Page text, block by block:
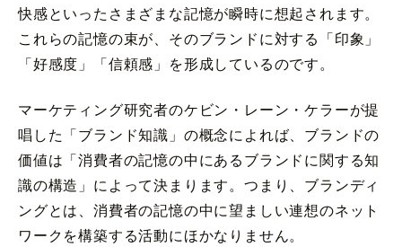
快感といったさまざまな記憶が瞬時に想起されます。
これらの記憶の束が、そのブランドに対する「印象」
「好感度」「信頼感」を形成しているのです。
マーケティング研究者のケビン・レーン・ケラーが提
唱した「ブランド知識」の概念によれば、ブランドの
価値は「消費者の記憶の中にあるブランドに関する知
識の構造」によって決まります。つまり、ブランディ
ングとは、消費者の記憶の中に望ましい連想のネット
ワークを構築する活動にほかなりません。